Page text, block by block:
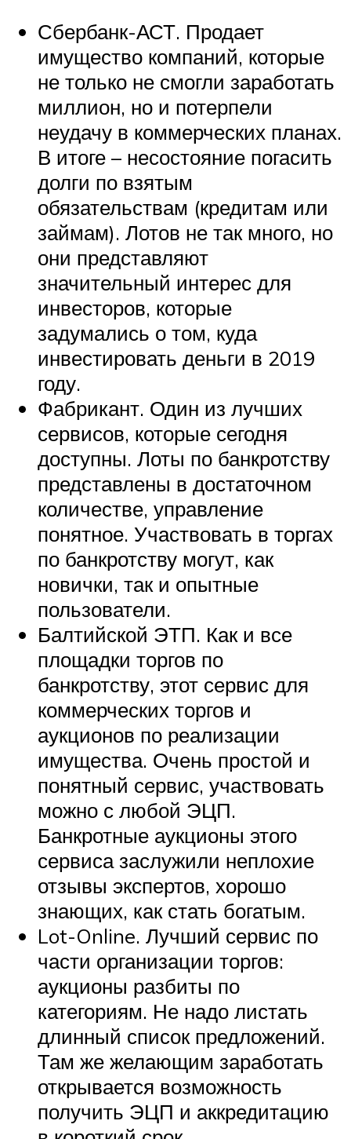
Сбербанк-АСТ. Продает
имущество компаний, которые
не только не смогли заработать
миллион, но и потерпели
неудачу в коммерческих планах.
В итоге – несостояние погасить
долги по взятым
обязательствам (кредитам или
займам). Лотов не так много, но
они представляют
значительный интерес для
инвесторов, которые
задумались о том, куда
инвестировать деньги в 2019
году.
Фабрикант. Один из лучших
сервисов, которые сегодня
доступны. Лоты по банкротству
представлены в достаточном
количестве, управление
понятное. Участвовать в торгах
по банкротству могут, как
новички, так и опытные
пользователи.
Балтийской ЭТП. Как и все
площадки торгов по
банкротству, этот сервис для
коммерческих торгов и
аукционов по реализации
имущества. Очень простой и
понятный сервис, участвовать
можно с любой ЭЦП.
Банкротные аукционы этого
сервиса заслужили неплохие
отзывы экспертов, хорошо
знающих, как стать богатым.
Lot-Online. Лучший сервис по
части организации торгов:
аукционы разбиты по
категориям. Не надо листать
длинный список предложений.
Там же желающим заработать
открывается возможность
получить ЭЦП и аккредитацию